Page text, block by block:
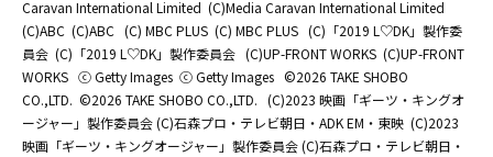
Caravan International Limited (C)Media Caravan International Limited
(C)ABC (C)ABC (C) MBC PLUS (C) MBC PLUS (C)「2019 L♡DK」製作委
員会 (C)「2019 L♡DK」製作委員会 (C)UP-FRONT WORKS (C)UP-FRONT
WORKS ⓒ Getty Images ⓒ Getty Images ©2026 TAKE SHOBO
CO.,LTD. ©2026 TAKE SHOBO CO.,LTD. (C)2023 映画「ギーツ・キングオ
ージャー」製作委員会 (C)石森プロ・テレビ朝日・ADK EM・東映 (C)2023
映画「ギーツ・キングオージャー」製作委員会 (C)石森プロ・テレビ朝日・